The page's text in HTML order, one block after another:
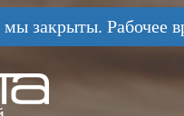
мы закрыты. Рабочее